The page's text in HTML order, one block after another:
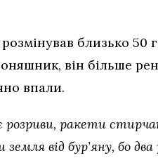
близько 50
він більше
впали.
ракети
від бур’яну, бо